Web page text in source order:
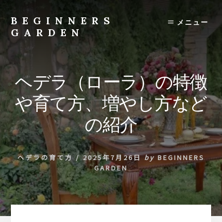
content
BEGINNERS
GARDEN
の
種
類
や
育
て
方
の
紹
介
を
行
メニュー
ヘデラ（ローラ）の特徴
や育て方、増やし方など
の紹介
ヘデラの育て方/ 2025年7月26日 by BEGINNERS
GARDEN